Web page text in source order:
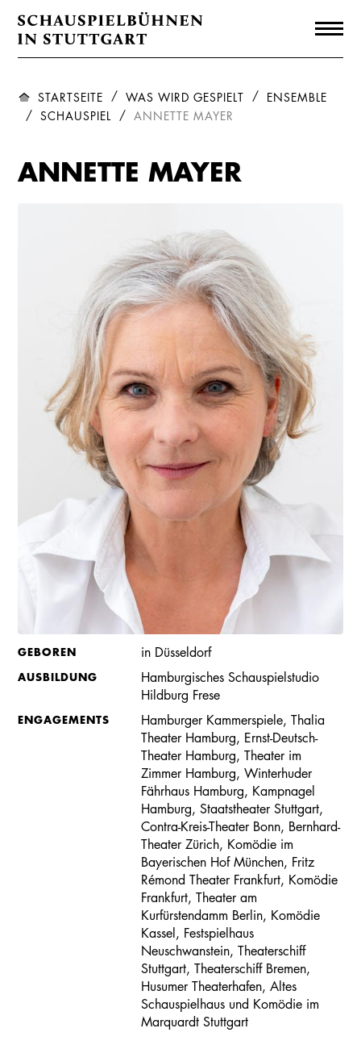
STARTSEITE WAS WIRD GESPIELT
ENSEMBLE
SCHAUSPIEL
ANNETTE MAYER
ANNETTE MAYER
GEBOREN in Düsseldorf
AUSBILDUNG
Hamburgisches Schauspielstudio
Hildburg Frese
ENGAGEMENTS
Hamburger Kammerspiele, Thalia
Theater Hamburg, Ernst-Deutsch-
Theater Hamburg, Theater im
Zimmer Hamburg, Winterhuder
Fährhaus Hamburg, Kampnagel
Hamburg, Staatstheater Stuttgart,
Contra-Kreis-Theater Bonn, Bernhard-
Theater Zürich, Komödie im
Bayerischen Hof München, Fritz
Rémond Theater Frankfurt, Komödie
Frankfurt, Theater am
Kurfürstendamm Berlin, Komödie
Kassel, Festspielhaus
Neuschwanstein, Theaterschiff
Stuttgart, Theaterschiff Bremen,
Husumer Theaterhafen, Altes
Schauspielhaus und Komödie im
Marquardt Stuttgart